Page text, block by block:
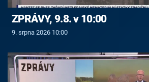
ZPRÁVY, 9.8. v 10:00
9. srpna 2026 10:00